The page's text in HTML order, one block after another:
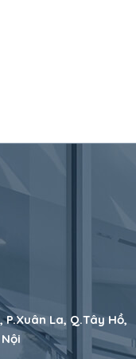
P.Xuân La, Q.Tây Hồ,